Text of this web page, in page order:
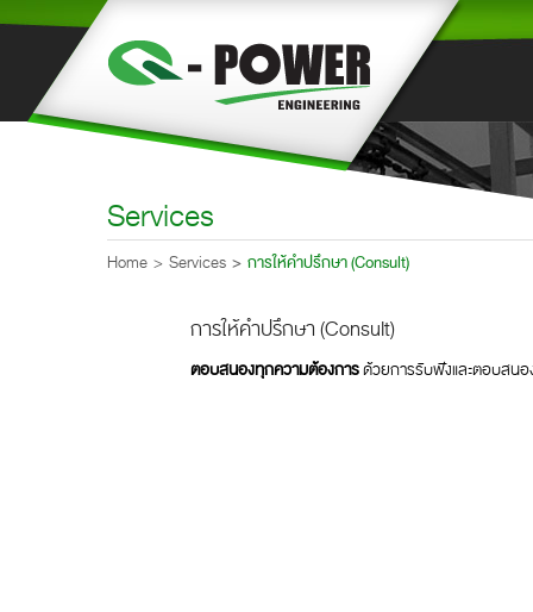
Services
Home Services การให้คำปรึกษา (Consult)
การให้คำปรึกษา (Consult)
ตอบสนองทุกความต้องการด้วยการรับฟังและตอบสน